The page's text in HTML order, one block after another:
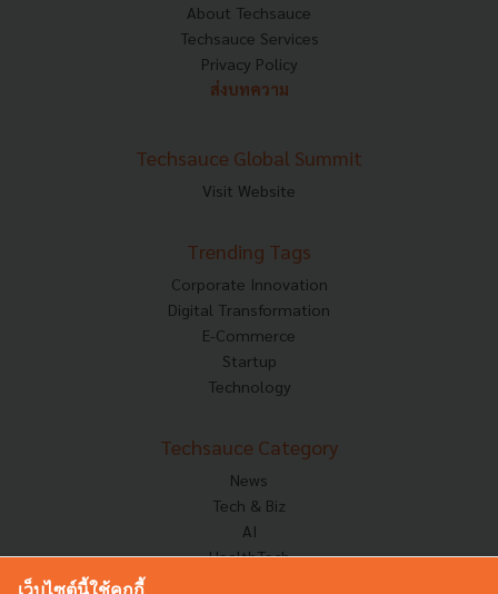
About Techsauce
Techsauce Services
Privacy Policy
ส่งบทความ
Techsauce Global Summit
Visit Website
Trending Tags
Corporate Innovation
Digital Transformation
E-Commerce
Startup
Technology
Techsauce Category
News
Tech & Biz
AI
HealthTech
เว็บไซต์นี้ใช้คุกกี้